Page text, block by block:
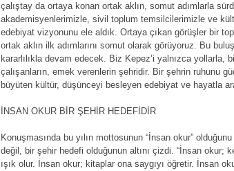
çalıştay da ortaya konan ortak aklın, somut adımlarla
akademisyenlerimizle, sivil toplum temsilcilerimizle ve
edebiyat vizyonunu ele aldık. Ortaya çıkan görüşler bir
ortak aklın ilk adımlarını somut olarak görüyoruz. Bu
kararlılıkla devam edecek. Biz Kepez’i yalnızca
çalışanların, emek verenlerin şehridir. Bir şehrin ruhunu
büyüten kültür, düşünceyi besleyen edebiyat ve hayatla
İNSAN OKUR BİR ŞEHİR HEDEFİDİR
Konuşmasında bu yılın mottosunun “İnsan okur”
değil, bir şehir hedefi olduğunun altını çizdi. “İnsan okur;
ışık olur.
İnsan okur; kitaplar ona saygıyı öğretir. İnsan